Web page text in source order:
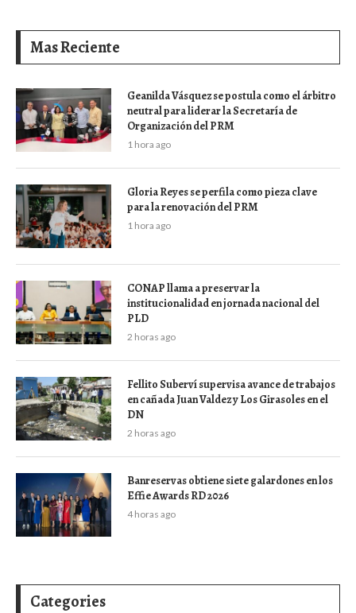
Mas Reciente
Geanilda Vásquez se postula como el árbitro
neutral para liderar la Secretaría de
Organización del PRM
1 hora ago
Gloria Reyes se perfila como pieza clave
para la renovación del PRM
1 hora ago
CONAP llama a preservar la
institucionalidad en jornada nacional del
PLD
2 horas ago
Fellito Suberví supervisa avance de trabajos
en cañada Juan Valdez y Los Girasoles en el
DN
2 horas ago
Banreservas obtiene siete galardones en los
Effie Awards RD 2026
4 horas ago
Categories